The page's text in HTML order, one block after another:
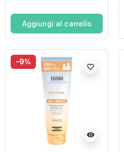
Aggiungi al carrello
-9%
visibility
favorite_border